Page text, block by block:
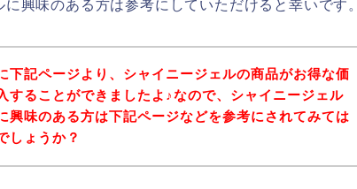
興味のある方は参考にしていただけると幸いです。
下記ページより、シャイニージェルの商品がお得な価
することができましたよ♪なので、シャイニージェル
興味のある方は下記ページなどを参考にされてみては
しょうか？